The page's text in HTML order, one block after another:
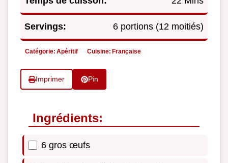
Servings: 6 portions (12 moitiés)
Catégorie: Apéritif Cuisine: Française
Imprimer Pin
Ingrédients:
6 gros œufs